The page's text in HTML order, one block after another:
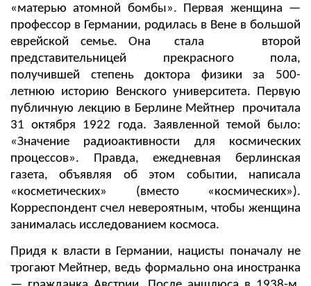
«матерью атомной бомбы». Первая женщина —
профессор в Германии, родилась в Вене в большой
еврейской семье. Она стала второй
представительницей прекрасного пола,
получившей степень доктора физики за 500-
летнюю историю Венского университета. Первую
публичную лекцию в Берлине Мейтнер прочитала
31 октября 1922 года. Заявленной темой было:
«Значение радиоактивности для космических
процессов». Правда, ежедневная берлинская
газета, объявляя об этом событии, написала
«косметических» (вместо «космических»).
Корреспондент счел невероятным, чтобы женщина
занималась исследованием космоса.
Придя к власти в Германии, нацисты поначалу не
трогают Мейтнер, ведь формально она иностранка